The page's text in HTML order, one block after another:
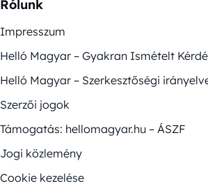
Rólunk
Impresszum
Helló Magyar – Gyakran Ismételt
Helló Magyar – Szerkesztőségi
Szerzői jogok
Támogatás: hellomagyar.hu – ÁSZF
Jogi közlemény
Cookie kezelése